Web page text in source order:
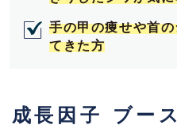
手の甲の痩せや首
てきた方
成長因子 ブー